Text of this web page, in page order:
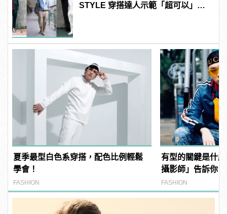
STYLE 穿搭達人示範「超可以」腿
夏季最型白色系穿搭，配色比例輕鬆
學會！
FASHION
有型的關鍵是什
攝影師」告訴你！
FASHION